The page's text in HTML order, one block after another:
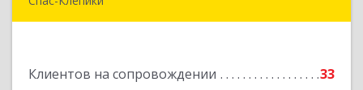
Клиентов на сопровождении 33
Подробнее